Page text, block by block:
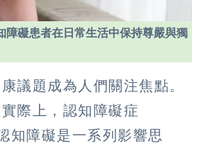
障礙患者在日常生活中保持尊嚴與獨
議題成為人們關注焦點。
際上，認知障礙症
知障礙是一系列影響思